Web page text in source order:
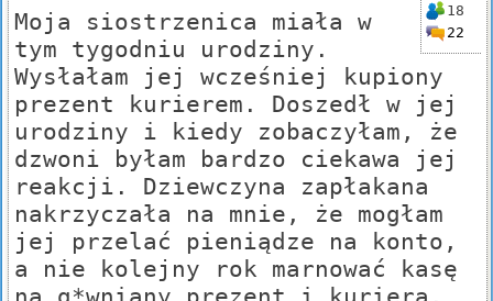
18
22
Moja siostrzenica miała w
tym tygodniu urodziny.
Wysłałam jej wcześniej kupiony
prezent kurierem. Doszedł w jej
urodziny i kiedy zobaczyłam, że
dzwoni byłam bardzo ciekawa jej
reakcji. Dziewczyna zapłakana
nakrzyczała na mnie, że mogłam
jej przelać pieniądze na konto,
a nie kolejny rok marnować kasę